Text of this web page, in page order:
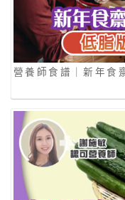
營養師食譜｜新年食